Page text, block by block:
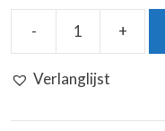
- +
Verlanglijst